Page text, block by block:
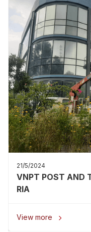
21/5/2024
VNPT POST AND
RIA
View more 